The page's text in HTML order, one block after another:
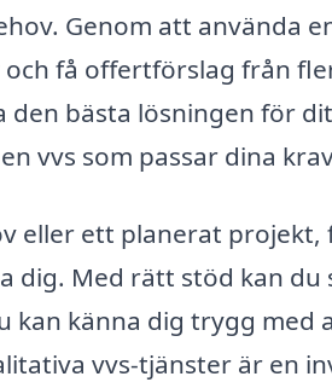
Genom att använda
få offertförslag från
bästa lösningen för
vvs som passar dina
eller ett planerat projekt,
dig. Med rätt stöd kan du
känna dig trygg med
vvs-tjänster är en